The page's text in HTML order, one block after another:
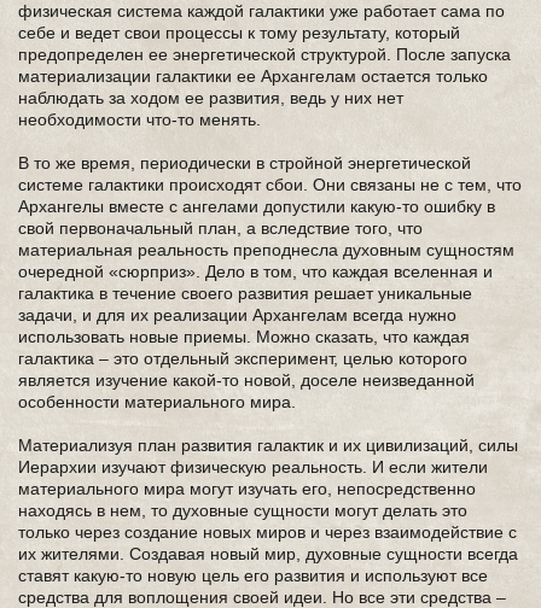
физическая система каждой галактики уже работает сама по
себе и ведет свои процессы к тому результату, который
предопределен ее энергетической структурой. После запуска
материализации галактики ее Архангелам остается только
наблюдать за ходом ее развития, ведь у них нет
необходимости что-то менять.
В то же время, периодически в стройной энергетической
системе галактики происходят сбои. Они связаны не с тем, что
Архангелы вместе с ангелами допустили какую-то ошибку в
свой первоначальный план, а вследствие того, что
материальная реальность преподнесла духовным сущностям
очередной «сюрприз». Дело в том, что каждая вселенная и
галактика в течение своего развития решает уникальные
задачи, и для их реализации Архангелам всегда нужно
использовать новые приемы. Можно сказать, что каждая
галактика – это отдельный эксперимент, целью которого
является изучение какой-то новой, доселе неизведанной
особенности материального мира.
Материализуя план развития галактик и их цивилизаций, силы
Иерархии изучают физическую реальность. И если жители
материального мира могут изучать его, непосредственно
находясь в нем, то духовные сущности могут делать это
только через создание новых миров и через взаимодействие с
их жителями. Создавая новый мир, духовные сущности всегда
ставят какую-то новую цель его развития и используют все
средства для воплощения своей идеи. Но все эти средства –